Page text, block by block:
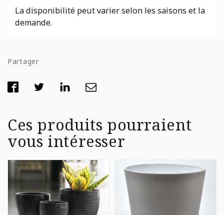
La disponibilité peut varier selon les saisons et la
demande.
Partager
Ces produits pourraient
vous intéresser